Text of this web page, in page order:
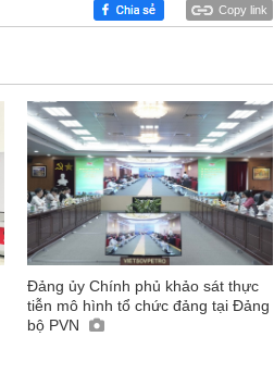
Copy link
Đảng ủy Chính phủ khảo sát thực
tiễn mô hình tổ chức đảng tại Đảng
bộ PVN